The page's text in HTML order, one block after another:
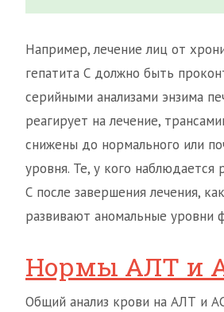
Например, лечение лиц от
гепатита С должно быть
серийными анализами энзима
реагирует на лечение,
снижены до нормального или
уровня. Те, у кого наблюдается
С после завершения лечения,
развивают аномальные уровни
Нормы АЛТ и
Общий анализ крови на АЛТ и